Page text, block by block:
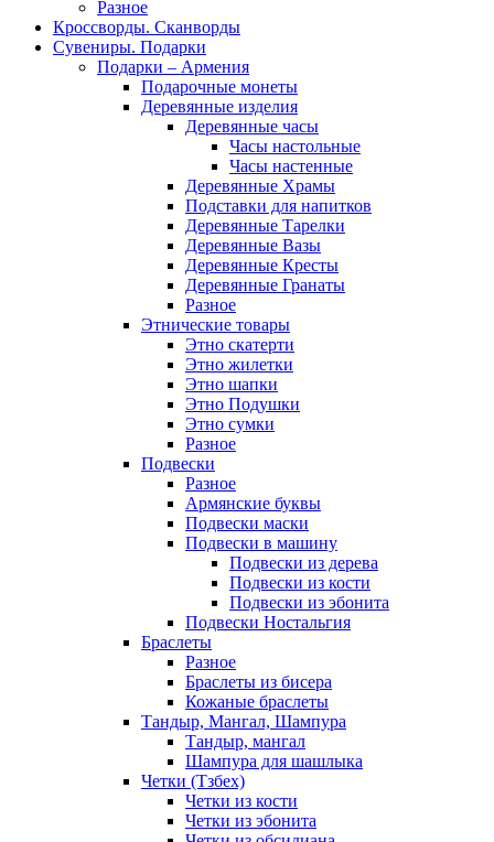
Разное
Кроссворды. Сканворды
Сувениры. Подарки
Подарки – Армения
Подарочные монеты
Деревянные изделия
Деревянные часы
Часы настольные
Часы настенные
Деревянные Храмы
Подставки для напитков
Деревянные Тарелки
Деревянные Вазы
Деревянные Кресты
Деревянные Гранаты
Разное
Этнические товары
Этно скатерти
Этно жилетки
Этно шапки
Этно Подушки
Этно сумки
Разное
Подвески
Разное
Армянские буквы
Подвески маски
Подвески в машину
Подвески из дерева
Подвески из кости
Подвески из эбонита
Подвески Ностальгия
Браслеты
Разное
Браслеты из бисера
Кожаные браслеты
Тандыр, Мангал, Шампура
Тандыр, мангал
Шампура для шашлыка
Четки (Тзбех)
Четки из кости
Четки из эбонита